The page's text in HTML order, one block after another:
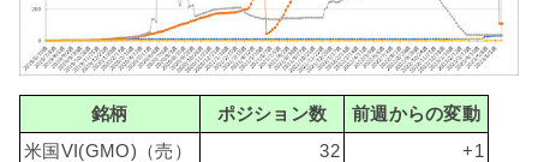
銘柄 ポジション数
前週からの変動
米国VI(GMO)（売）
32
+1